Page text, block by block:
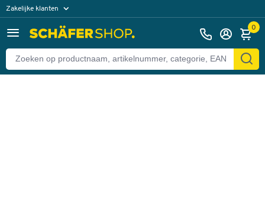
Zakelijke klanten
Particuliere klanten 0
Terug